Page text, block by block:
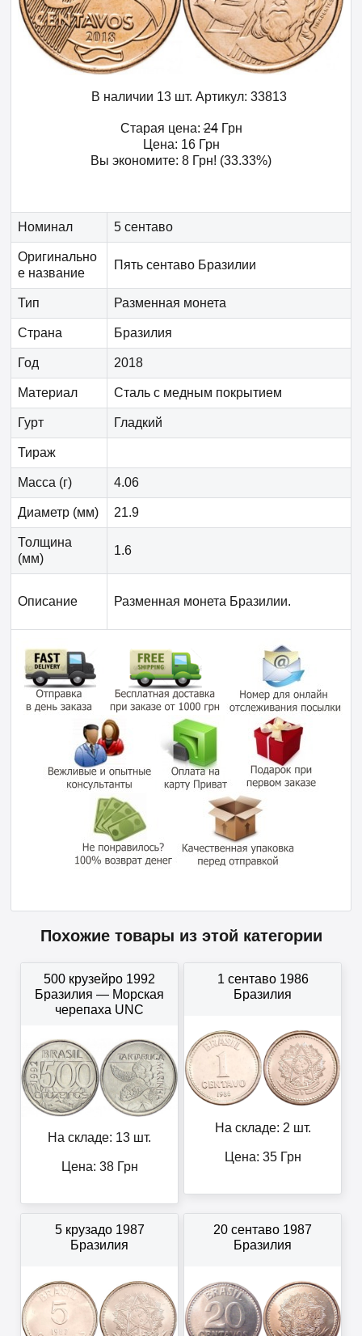
В наличии 13 шт. Артикул: 33813
Старая цена:24Грн
Цена: 16 Грн
Вы экономите: 8 Грн! (33.33%)
Номинал 5 сентаво
Оригинально
е название
Пять сентаво Бразилии
Тип Разменная монета
Страна Бразилия
Год 2018
Материал Сталь с медным покрытием
Гурт Гладкий
Тираж
Масса (г) 4.06
Диаметр (мм) 21.9
Толщина
(мм)
1.6
Описание Разменная монета Бразилии.
Похожие товары из этой категории
500 крузейро 1992
Бразилия — Морская
черепаха UNC
На складе: 13 шт.
Цена: 38Грн
1 сентаво 1986
Бразилия
На складе: 2 шт.
Цена: 35Грн
5 крузадо 1987
Бразилия
20 сентаво 1987
Бразилия